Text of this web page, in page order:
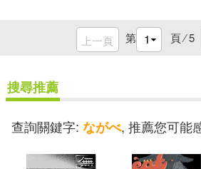
上一頁 第 頁 ⁄5
搜尋推薦
查詢關鍵字: ながべ, 推薦您可能